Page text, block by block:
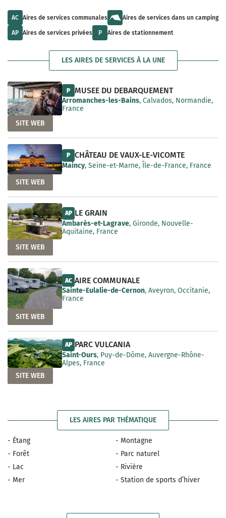
i
l
b
l
t
s
v
a
a
e
l
t
a
v
l
l
e
AC Aires de services communales Aires de services dans un camping
AP Aires de services privées P Aires de stationnement
LES AIRES DE SERVICES À LA UNE
P MUSEE DU DEBARQUEMENT
Arromanches-les-Bains, Calvados, Normandie,
France
SITE WEB
P CHÂTEAU DE VAUX-LE-VICOMTE
Maincy, Seine-et-Marne, Île-de-France, France
SITE WEB
AP LE GRAIN
Ambarès-et-Lagrave, Gironde, Nouvelle-
Aquitaine, France
SITE WEB
AC AIRE COMMUNALE
Sainte-Eulalie-de-Cernon, Aveyron, Occitanie,
France
SITE WEB
AP PARC VULCANIA
Saint-Ours, Puy-de-Dôme, Auvergne-Rhône-
Alpes, France
SITE WEB
LES AIRES PAR THÉMATIQUE
- Étang
- Forêt
- Lac
- Mer
- Montagne
- Parc naturel
- Rivière
- Station de sports d’hiver